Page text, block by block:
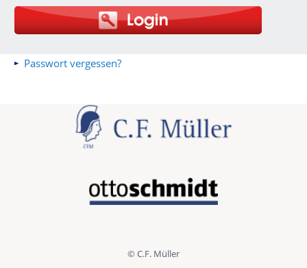
Passwort vergessen?
© C.F. Müller